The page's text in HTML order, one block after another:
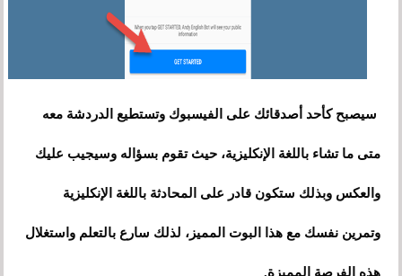
سيصبح كأحد أصدقائك على الفيسبوك وتستطيع الدردشة معه
متى ما تشاء باللغة الإنكليزية، حيث تقوم بسؤاله وسيجيب عليك
والعكس وبذلك ستكون قادر على المحادثة باللغة الإنكليزية
وتمرين نفسك مع هذا البوت المميز، لذلك سارع بالتعلم واستغلال
هذه الفرصة المميزة.